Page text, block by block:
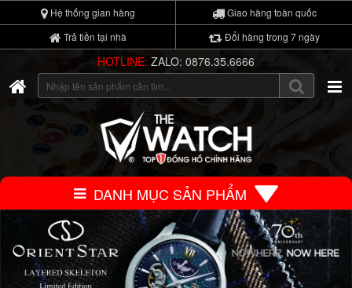
Hệ thống gian hàng
Giao hàng toàn quốc
Trả tiền tại nhà
Đổi hàng trong 7 ngày
HOTLINE: ZALO: 0876.35.6666
DANH MỤC SẢN PHẨM